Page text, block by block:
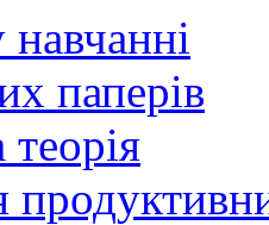
паперів